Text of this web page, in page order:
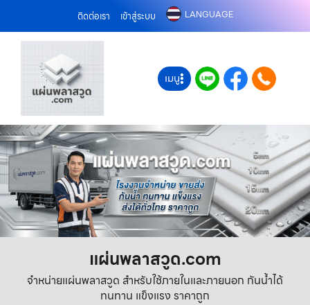
ติดต่อเรา เข้าสู่ระบบ LANGUAGE
เมนู
แผ่นพลาสวูด.com
จำหน่ายแผ่นพลาสวูด สำหรับใช้ภายในและภายนอก กันน้ำได้
ทนทาน แข็งแรง ราคาถูก